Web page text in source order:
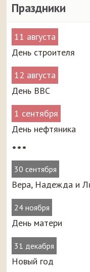
Праздники
11 августа
День строителя
12 августа
День ВВС
1 сентября
День нефтяника
•••
30 сентября
Вера, Надежда и
24 ноября
День матери
31 декабря
Новый год